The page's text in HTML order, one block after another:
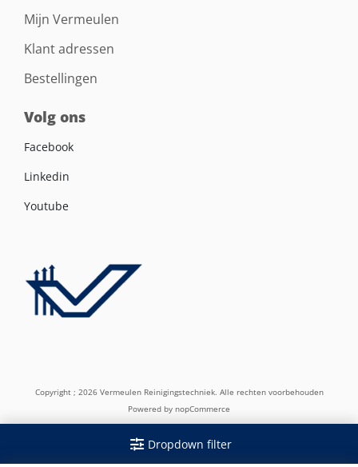
Dropdown filter
Mijn Vermeulen
Klant adressen
Bestellingen
Volg ons
Facebook
Linkedin
Youtube
Copyright ; 2026 Vermeulen Reinigingstechniek. Alle rechten voorbehouden
Powered by nopCommerce